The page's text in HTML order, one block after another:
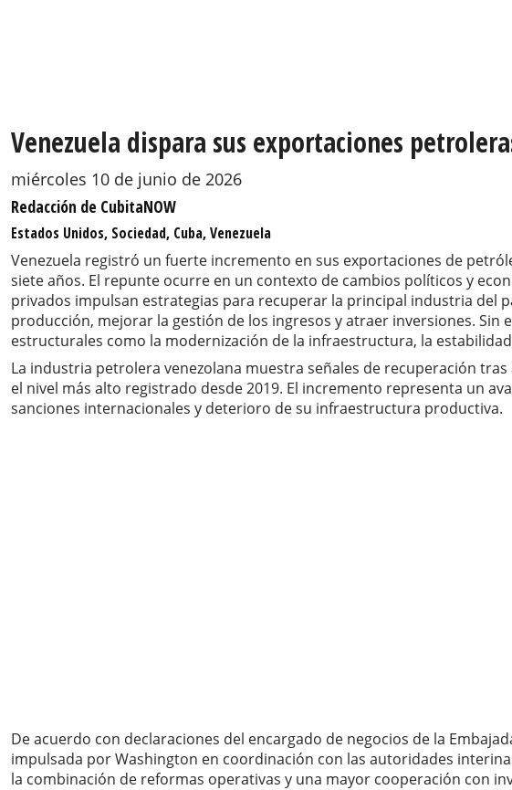
Venezuela dispara sus exportaciones
miércoles 10 de junio de 2026
Redacción de CubitaNOW
Estados Unidos, Sociedad, Cuba, Venezuela
Venezuela registró un fuerte incremento en sus exportaciones de
siete años. El repunte ocurre en un contexto de cambios políticos y
privados impulsan estrategias para recuperar la principal industria del
producción, mejorar la gestión de los ingresos y atraer inversiones.
estructurales como la modernización de la infraestructura, la
La industria petrolera venezolana muestra señales de recuperación
el nivel más alto registrado desde 2019. El incremento representa un
sanciones internacionales y deterioro de su infraestructura productiva.
De acuerdo con declaraciones del encargado de negocios de la
impulsada por Washington en coordinación con las autoridades
la combinación de reformas operativas y una mayor cooperación con